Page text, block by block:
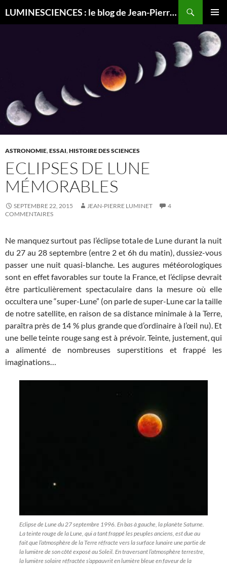
LUMINESCIENCES : le blog de Jean-Pierre LUMINET, astrophysicien
ASTRONOMIE,ESSAI,HISTOIRE DES SCIENCES
ECLIPSES DE LUNE
MÉMORABLES
SEPTEMBRE 22, 2015 JEAN-PIERRE LUMINET
4
COMMENTAIRES
Ne manquez surtout pas l’éclipse totale de Lune durant la nuit
du 27 au 28 septembre (entre 2 et 6h du matin), dussiez-vous
passer une nuit quasi-blanche. Les augures météorologiques
sont en effet favorables sur toute la France, et l’éclipse devrait
être particulièrement spectaculaire dans la mesure où elle
occultera une “super-Lune” (on parle de super-Lune car la taille
de notre satellite, en raison de sa distance minimale à la Terre,
paraîtra près de 14 % plus grande que d’ordinaire à l’œil nu). Et
une belle teinte rouge sang est à prévoir. Teinte, justement, qui
a alimenté de nombreuses superstitions et frappé les
imaginations…
Eclipse de Lune du 27 septembre 1996. En bas à gauche, la planète Saturne.
La teinte rouge de la Lune, qui a tant frappé les peuples anciens, est due au
fait que l’atmosphère de la Terre réfracte vers la surface lunaire une partie de
la lumière de son côté exposé au Soleil. En traversant l’atmosphère terrestre,
la lumière solaire réfractée s’appauvrit en lumière bleue en faveur de la